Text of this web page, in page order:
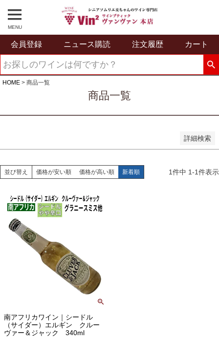
MENU
会員登録 ニュース購読 注文履歴 カート
HOME 商品一覧
商品一覧
詳細検索
並び順
新着順
登録順
価格が安い順
価格が高い順
優先度順
レビュー順
キーワードヒット順
検索
並び替え 価格が安い順 価格が高い順 新着順 1件中 1-1件表示
南アフリカワイン｜シードル
（サイダー）エルギン クルー
ヴァー＆ジャック 340ml